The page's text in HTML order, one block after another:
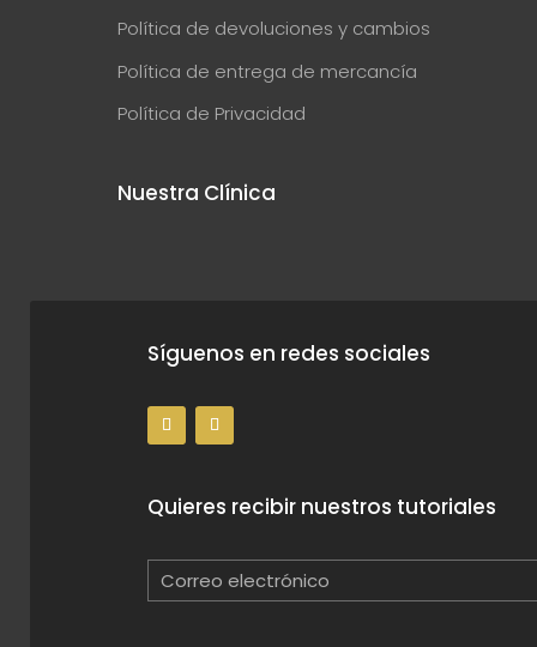
Política de devoluciones y cambios
Política de entrega de mercancía
Política de Privacidad
Nuestra Clínica
Síguenos en redes sociales
Quieres recibir nuestros tutoriales